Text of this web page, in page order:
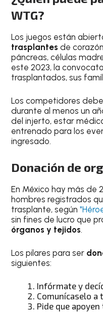
WTG?
Los juegos están
trasplantesde
páncreas, células
este 2023, la
trasplantados, sus
Los competidores
durante al menos un
del injerto, estar
entrenado para los
ingresado.
Donación de
En México hay más de
hombres registrados
trasplante, según
sin fines de lucro que
órganos y tejidos.
Los pilares para ser
siguientes:
Infórmate y
Comunícaselo a
Pide que